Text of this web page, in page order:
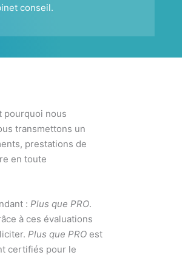
conseil.
pourquoi nous
transmettons un
prestations de
en toute
: Plus que PRO.
à ces évaluations
Plus que PROest
certifiés pour le